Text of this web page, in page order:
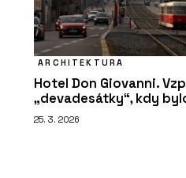
ARCHITEKTURA
Hotel Don Giovanni.
„devadesátky“, kdy
25. 3. 2026